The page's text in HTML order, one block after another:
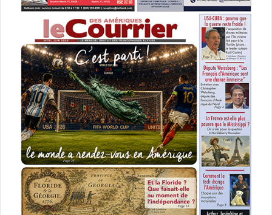
15 Septembre 2017
Rebel in the Rye
[ot-video type= »youtube »
url= »https://youtu.be/sTHF8ikIAL0″]
Basé sur la vie de réelle de l’écrivain américain JD
Salinger devenu mondialement connu pour son roman
The Catcher in the Rye (L’attrape-Coeurs) publié en 1951
juste après la Seconde Guerre Mondiale. Salinger est mort